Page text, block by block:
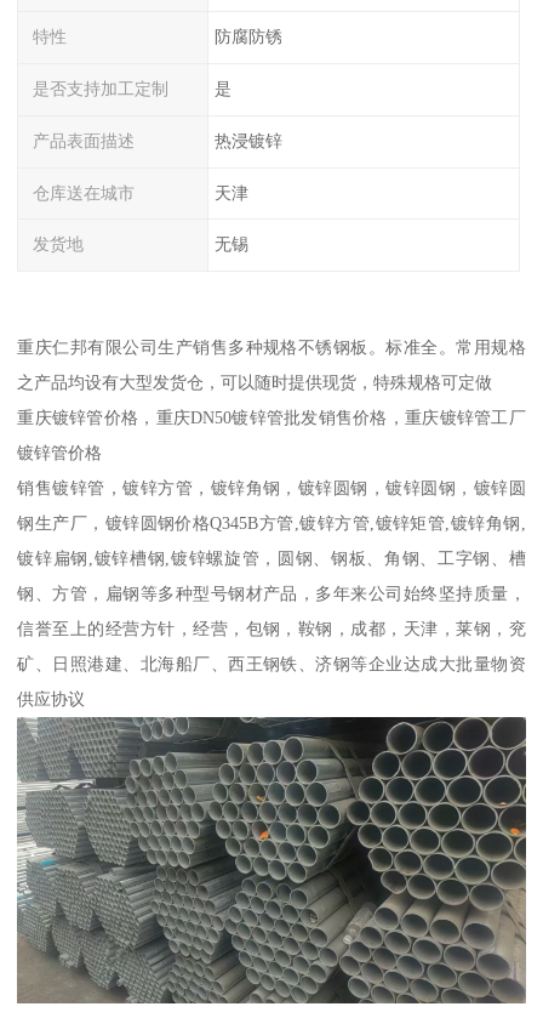
特性 防腐防锈
是否支持加工定制 是
产品表面描述 热浸镀锌
仓库送在城市 天津
发货地 无锡
重庆仁邦有限公司生产销售多种规格不锈钢板。标准全。常用规格
之产品均设有大型发货仓，可以随时提供现货，特殊规格可定做
重庆镀锌管价格，重庆DN50镀锌管批发销售价格，重庆镀锌管工厂
镀锌管价格
销售镀锌管，镀锌方管，镀锌角钢，镀锌圆钢，镀锌圆钢，镀锌圆
钢生产厂，镀锌圆钢价格Q345B方管,镀锌方管,镀锌矩管,镀锌角钢,
镀锌扁钢,镀锌槽钢,镀锌螺旋管，圆钢、钢板、角钢、工字钢、槽
钢、方管，扁钢等多种型号钢材产品，多年来公司始终坚持质量，
信誉至上的经营方针，经营，包钢，鞍钢，成都，天津，莱钢，兖
矿、日照港建、北海船厂、西王钢铁、济钢等企业达成大批量物资
供应协议